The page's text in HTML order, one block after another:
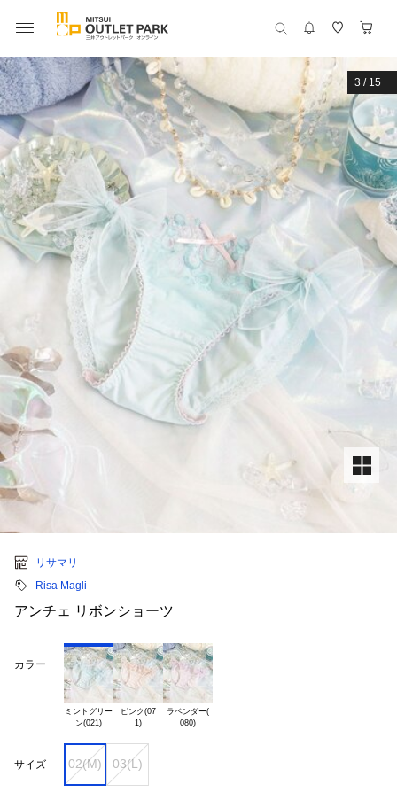
3 / 15
リサマリ
Risa Magli
アンチェ リボンショーツ
カラー
ミントグリー
ピンク(07
ラベンダー(
サイズ 02(M) 03(L)